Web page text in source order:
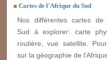
Cartes de l'Afrique du Sud
Nos différentes cartes de
Sud à explorer: carte
routière, vue satellite.
sur la géographie de